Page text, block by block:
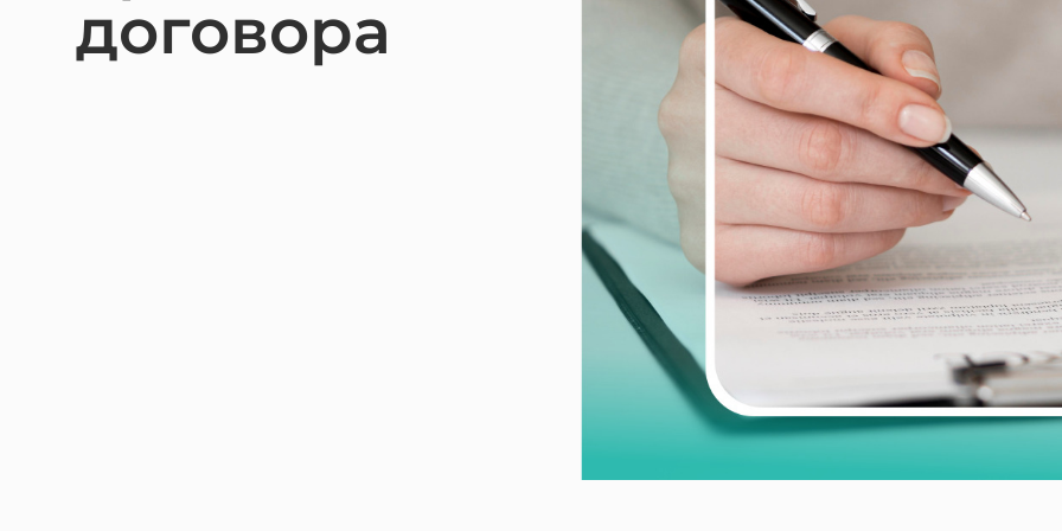
Взыскание компенсации с застройщика
Взыскание компенсации с застройщика за дефекты отделки
Взыскание неустойки за нарушение сроков передачи
Защита прав заёмщиков
Строительный юрист
Услуги по составлению документов
Юрист в сфере права интеллектуальной собственности
Получение компенсации после заливов и пожаров
договора